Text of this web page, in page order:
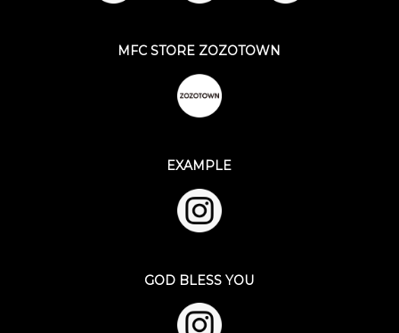
MFC STORE ZOZOTOWN
EXAMPLE
GOD BLESS YOU